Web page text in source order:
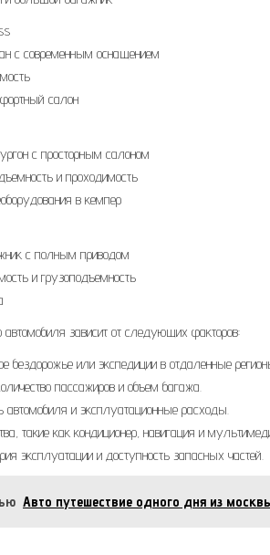
с современным оснащением
салон
с просторным салоном
и проходимость
в кемпер
с полным приводом
и грузоподъемность
автомобиля зависит от следующих факторов:
бездорожье или экспедиции в отдаленные
пассажиров и объем багажа.
автомобиля и эксплуатационные расходы.
такие как кондиционер, навигация и
эксплуатации и доступность запасных частей.
Авто путешествие одного дня из